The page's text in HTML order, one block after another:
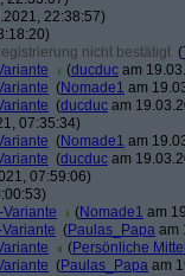
22:38:57)
nicht bestätigt (
(ducduc am
(Nomade1 am
(ducduc am
07:35:34)
(Nomade1 am
(ducduc am
07:59:06)
(Nomade1 am
(Paulas_Papa am
(Persönliche
(Paulas_Papa am